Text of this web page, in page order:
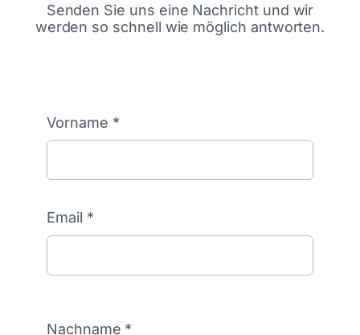
Senden Sie uns eine Nachricht und wir
werden so schnell wie möglich antworten.
Vorname *
Email *
Nachname *